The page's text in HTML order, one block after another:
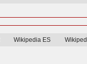
Wikipedia ES